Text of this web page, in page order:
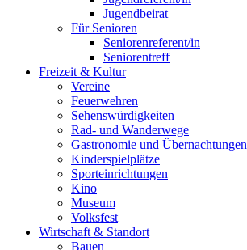
Jugendbeirat
Für Senioren
Seniorenreferent/in
Seniorentreff
Freizeit & Kultur
Vereine
Feuerwehren
Sehenswürdigkeiten
Rad- und Wanderwege
Gastronomie und Übernachtungen
Kinderspielplätze
Sporteinrichtungen
Kino
Museum
Volksfest
Wirtschaft & Standort
Bauen